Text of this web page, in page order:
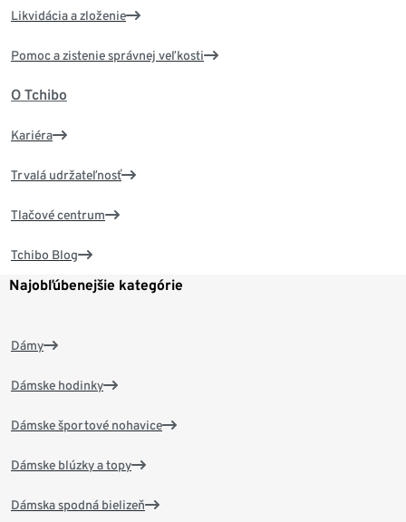
Likvidácia a zloženie
Pomoc a zistenie správnej veľkosti
O Tchibo
Kariéra
Trvalá udržateľnosť
Tlačové centrum
Tchibo Blog
Najobľúbenejšie kategórie
Dámy
Dámske hodinky
Dámske športové nohavice
Dámske blúzky a topy
Dámska spodná bielizeň